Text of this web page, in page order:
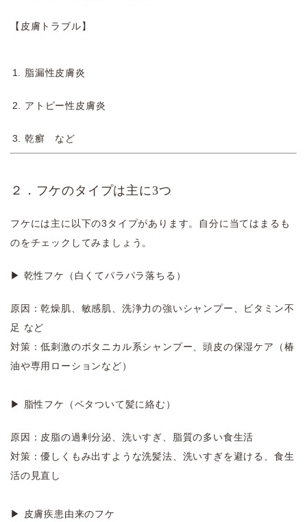
【皮膚トラブル】
脂漏性皮膚炎
アトピー性皮膚炎
乾癬 など
２．フケのタイプは主に3つ
フケには主に以下の3タイプがあります。自分に当てはまるも
のをチェックしてみましょう。
▶ 乾性フケ（白くてパラパラ落ちる）
原因：乾燥肌、敏感肌、洗浄力の強いシャンプー、ビタミン不
足 など
対策：低刺激のボタニカル系シャンプー、頭皮の保湿ケア（椿
油や専用ローションなど）
▶ 脂性フケ（ベタついて髪に絡む）
原因：皮脂の過剰分泌、洗いすぎ、脂質の多い食生活
対策：優しくもみ出すような洗髪法、洗いすぎを避ける、食生
活の見直し
▶ 皮膚疾患由来のフケ